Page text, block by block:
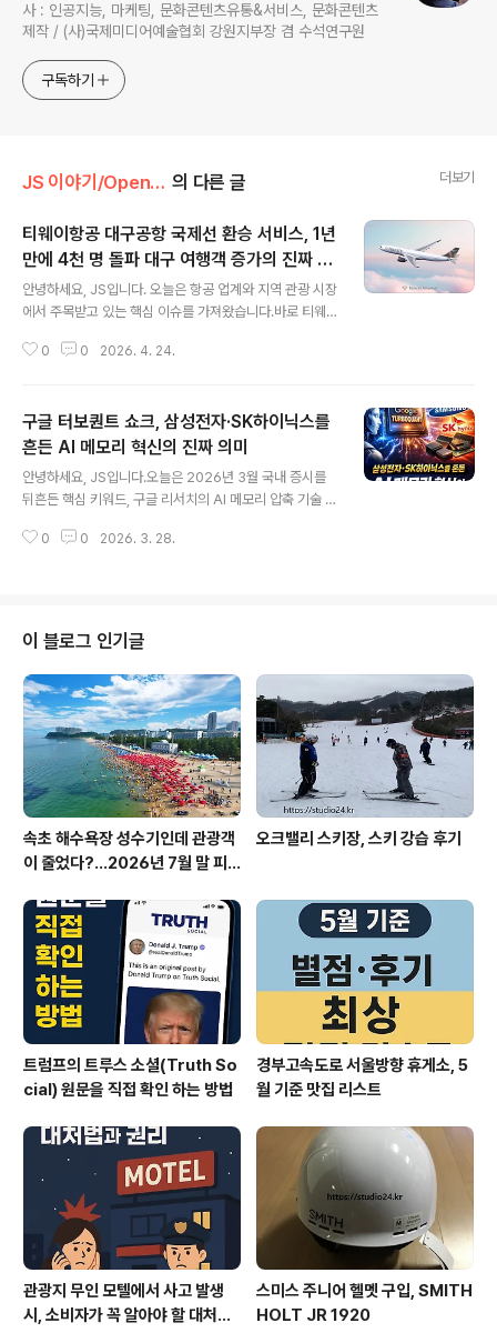
사 : 인공지능, 마케팅, 문화콘텐츠유통&서비스, 문화콘텐츠
제작 / (사)국제미디어예술협회 강원지부장 겸 수석연구원
구독하기
JS 이야기/Open AI 의 다른 글 더보기
티웨이항공 대구공항 국제선 환승 서비스, 1년
만에 4천 명 돌파 대구 여행객 증가의 진짜 수
혜자는 누구인가?
안녕하세요, JS입니다. 오늘은 항공 업계와 지역 관광 시장
에서 주목받고 있는 핵심 이슈를 가져왔습니다.바로 티웨
025년 4월, 국적 항공사 최초로 대구공항에서 국제선 환
게 증명하고 있습니다.그렇다면, 이 서비스가 단순히 대구
여행객을 늘리는 데 그치는 걸까요?아니면 티웨이항공 자
체에도 실질적인 이익이 되고 있을까요?오늘은 이 두 가지
질문을 중심으로 현황과 배경, 그리고 앞으로의 전망까지
꼼꼼히 살펴보겠습니다.✈️ 주요 내용 요약티웨이항공은 2
025년 4월 7일, 국적사 최초로 대구국제공항에서 국제선
0 0 2026. 4. 24.
구글 터보퀀트 쇼크, 삼성전자·SK하이닉스를
흔든 AI 메모리 혁신의 진짜 의미
안녕하세요, JS입니다.오늘은 2026년 3월 국내 증시를
뒤흔든 핵심 키워드, 구글 리서치의 AI 메모리 압축 기술 터
스 주가가 왜 크게 흔들렸는지, 그리고 이 기술이 실제로 반
기기에도 시장이 포착한 변화의 방향은 분명합니다.오늘
글에서는 실시간 시장 반응, 한국과 외신 보도, 그리고 업계
해석까지 한 번에 정리해드리겠습니다. 주요 내용 요약구
글 리서치가 AI 압축 알고리즘 터보퀀트(TurboQuant)를
공개하며 글로벌 반도체 시장이 크게 흔들렸습니다.이 기
술은 대형 언어모델(..
0 0 2026. 3. 28.
이 블로그 인기글
속초 해수욕장 성수기인데 관광객
이 줄었다?…2026년 7월 말 피
오크밸리 스키장, 스키 강습 후기
트럼프의 트루스 소셜(Truth So
cial) 원문을 직접 확인 하는 방법
경부고속도로 서울방향 휴게소, 5
월 기준 맛집 리스트
관광지 무인 모텔에서 사고 발생
시, 소비자가 꼭 알아야 할 대처법
스미스 주니어 헬멧 구입, SMITH
HOLT JR 1920